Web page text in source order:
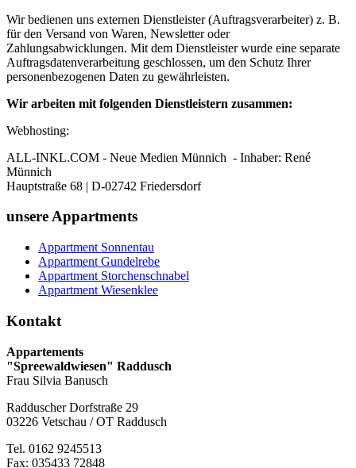
Wir bedienen uns externen Dienstleister (Auftragsverarbeiter) z. B.
für den Versand von Waren, Newsletter oder
Zahlungsabwicklungen. Mit dem Dienstleister wurde eine separate
Auftragsdatenverarbeitung geschlossen, um den Schutz Ihrer
personenbezogenen Daten zu gewährleisten.
Wir arbeiten mit folgenden Dienstleistern zusammen:
Webhosting:
ALL-INKL.COM - Neue Medien Münnich - Inhaber: René
Münnich
Hauptstraße 68 | D-02742 Friedersdorf
unsere Appartments
Appartment Sonnentau
Appartment Gundelrebe
Appartment Storchenschnabel
Appartment Wiesenklee
Kontakt
Appartements
"Spreewaldwiesen" Raddusch
Frau Silvia Banusch
Radduscher Dorfstraße 29
03226 Vetschau / OT Raddusch
Tel. 0162 9245513
Fax: 035433 72848